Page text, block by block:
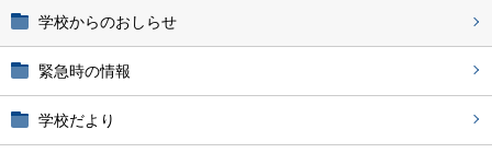
学校からのおしらせ
緊急時の情報
学校だより